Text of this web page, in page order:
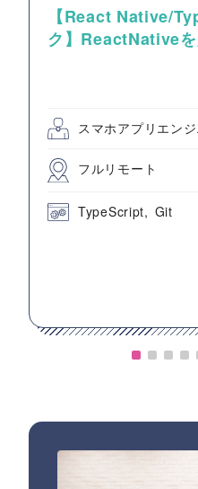
【React Native/
ク】ReactNative
スマホアプリエン
フルリモート
TypeScript Git